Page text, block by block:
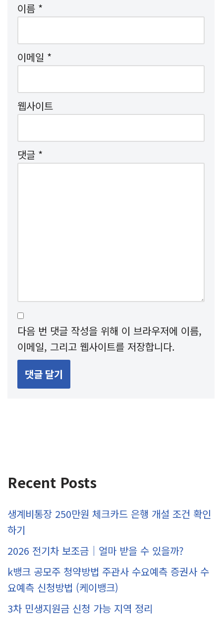
이름 *
이메일 *
웹사이트
댓글 *
다음 번 댓글 작성을 위해 이 브라우저에 이름,
이메일, 그리고 웹사이트를 저장합니다.
Recent Posts
생계비통장 250만원 체크카드 은행 개설 조건 확인
하기
2026 전기차 보조금｜얼마 받을 수 있을까?
k뱅크 공모주 청약방법 주관사 수요예측 증권사 수
요예측 신청방법 (케이뱅크)
3차 민생지원금 신청 가능 지역 정리